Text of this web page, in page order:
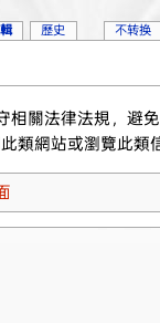
相關法律法規，避
類網站或瀏覽此
歷史 不转换